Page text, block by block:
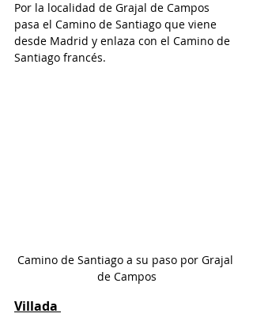
Por la localidad de Grajal de Campos
pasa el Camino de Santiago que viene
desde Madrid y enlaza con el Camino de
Santiago francés.
Camino de Santiago a su paso por Grajal
de Campos
Villada